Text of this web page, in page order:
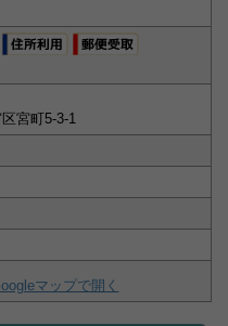
宮町5-3-1
マップで開く